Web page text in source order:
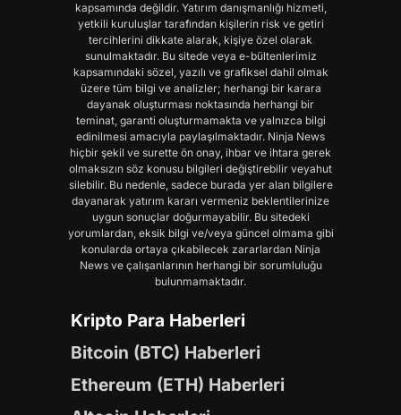
kapsamında değildir. Yatırım danışmanlığı hizmeti,
yetkili kuruluşlar tarafından kişilerin risk ve getiri
tercihlerini dikkate alarak, kişiye özel olarak
sunulmaktadır. Bu sitede veya e-bültenlerimiz
kapsamındaki sözel, yazılı ve grafiksel dahil olmak
üzere tüm bilgi ve analizler; herhangi bir karara
dayanak oluşturması noktasında herhangi bir
teminat, garanti oluşturmamakta ve yalnızca bilgi
edinilmesi amacıyla paylaşılmaktadır. Ninja News
hiçbir şekil ve surette ön onay, ihbar ve ihtara gerek
olmaksızın söz konusu bilgileri değiştirebilir veyahut
silebilir. Bu nedenle, sadece burada yer alan bilgilere
dayanarak yatırım kararı vermeniz beklentilerinize
uygun sonuçlar doğurmayabilir. Bu sitedeki
yorumlardan, eksik bilgi ve/veya güncel olmama gibi
konularda ortaya çıkabilecek zararlardan Ninja
News ve çalışanlarının herhangi bir sorumluluğu
bulunmamaktadır.
Kripto Para Haberleri
Bitcoin (BTC) Haberleri
Ethereum (ETH) Haberleri